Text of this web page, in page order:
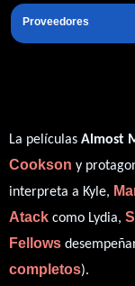
Proveedores
La películas Almost
Cookson y
interpreta a Kyle,
Atack como Lydia,
Fellows
completos).